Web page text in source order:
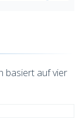
basiert auf vier